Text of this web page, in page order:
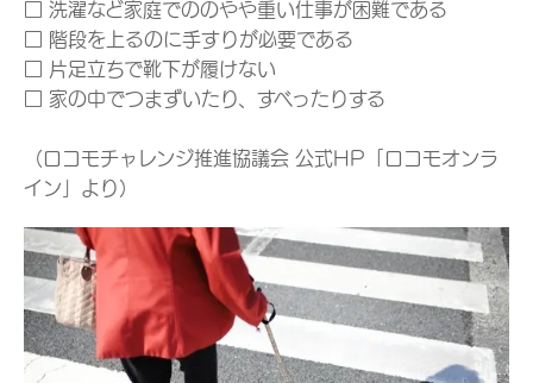
□ 洗濯など家庭でののやや重い仕事が困難である
□ 階段を上るのに手すりが必要である
□ 片足立ちで靴下が履けない
□ 家の中でつまずいたり、すべったりする
（ロコモチャレンジ推進協議会 公式HP「ロコモオンラ
イン」より）